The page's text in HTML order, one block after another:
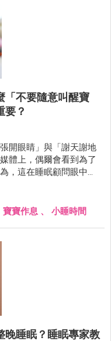
「不要隨意叫醒寶
要？
開眼睛」與「謝天謝地
體上，偶爾會看到為了
，這在睡眠顧問眼中，
我想與大家分享關於
寶寶作息 、 小睡時間
晚睡眠？睡眠專家教